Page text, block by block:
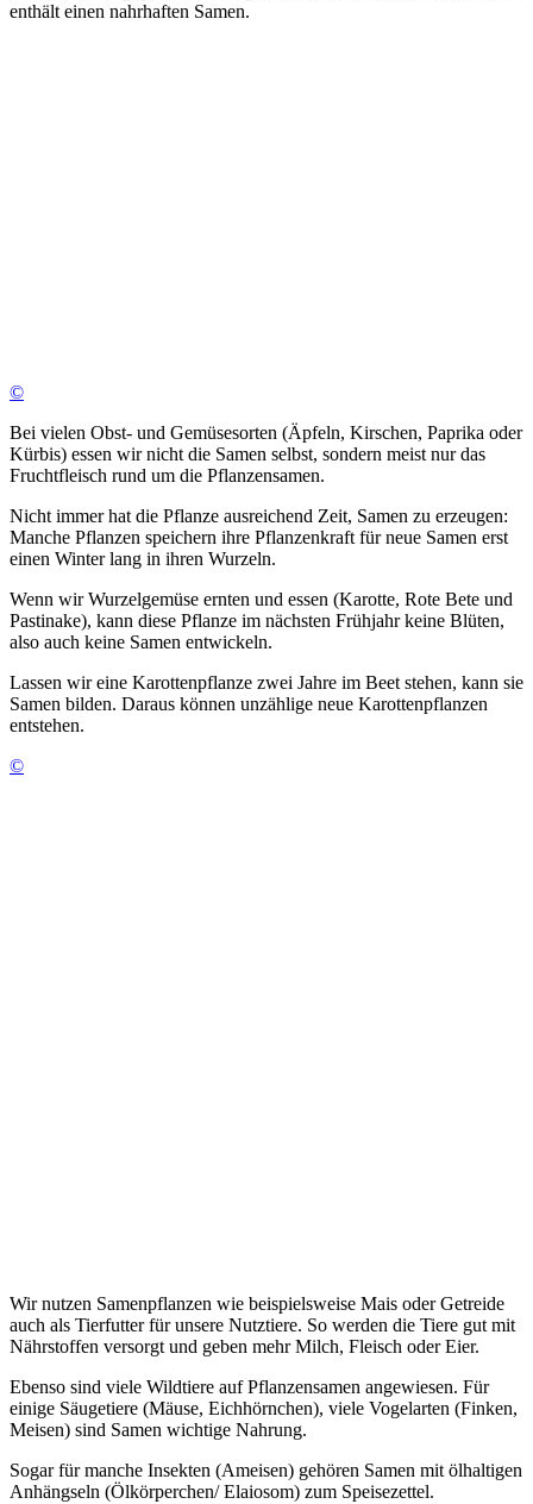
enthält einen nahrhaften Samen.
©
Bei vielen Obst- und Gemüsesorten (Äpfeln, Kirschen, Paprika oder
Kürbis) essen wir nicht die Samen selbst, sondern meist nur das
Fruchtfleisch rund um die Pflanzensamen.
Nicht immer hat die Pflanze ausreichend Zeit, Samen zu erzeugen:
Manche Pflanzen speichern ihre Pflanzenkraft für neue Samen erst
einen Winter lang in ihren Wurzeln.
Wenn wir Wurzelgemüse ernten und essen (Karotte, Rote Bete und
Pastinake), kann diese Pflanze im nächsten Frühjahr keine Blüten,
also auch keine Samen entwickeln.
Lassen wir eine Karottenpflanze zwei Jahre im Beet stehen, kann sie
Samen bilden. Daraus können unzählige neue Karottenpflanzen
entstehen.
©
Wir nutzen Samenpflanzen wie beispielsweise Mais oder Getreide
auch als Tierfutter für unsere Nutztiere. So werden die Tiere gut mit
Nährstoffen versorgt und geben mehr Milch, Fleisch oder Eier.
Ebenso sind viele Wildtiere auf Pflanzensamen angewiesen. Für
einige Säugetiere (Mäuse, Eichhörnchen), viele Vogelarten (Finken,
Meisen) sind Samen wichtige Nahrung.
Sogar für manche Insekten (Ameisen) gehören Samen mit ölhaltigen
Anhängseln (Ölkörperchen/ Elaiosom) zum Speisezettel.